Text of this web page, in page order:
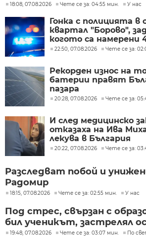
18:08, 07.08.2026 Чете се за: 04:55 мин. У нас
Гонка с полицията в
квартал "Борово",
когото са намерени
22:50, 07.08.2026 Чете се за:
Рекорден износ на
батерии правят
пазара
20:28, 07.08.2026 Чете се за:
И след медицинско
отказаха на Ива
лекува в България
20:22, 07.08.2026 Чете се за:
Разследват побой и
Радомир
18:15, 07.08.2026 Чете се за: 02:55 мин. У нас
Под стрес, свързан с
бил ученикът, застрелял
19:48, 07.08.2026 Чете се за: 03:07 мин. По